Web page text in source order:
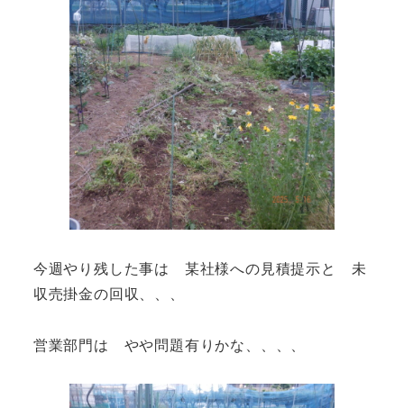
今週やり残した事は 某社様への見積提示と 未
収売掛金の回収、、、
営業部門は やや問題有りかな、、、、